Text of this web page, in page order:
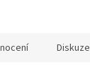
Diskuze